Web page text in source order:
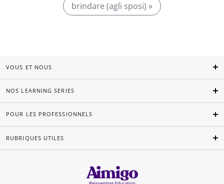
brindare (agli sposi) »
VOUS ET NOUS
NOS LEARNING SERIES
POUR LES PROFESSIONNELS
RUBRIQUES UTILES